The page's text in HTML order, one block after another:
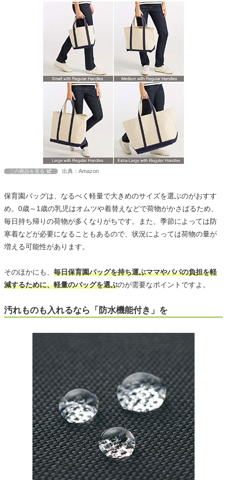
この商品を見る 出典：Amazon
保育園バッグは、なるべく軽量で大きめのサイズを選ぶのがおすす
め。0歳～1歳の乳児はオムツや着替えなどで荷物がかさばるため、
毎日持ち帰りの荷物が多くなりがちです。また、季節によっては防
寒着などが必要になることもあるので、状況によっては荷物の量が
増える可能性があります。
そのほかにも、 毎日保育園バッグを持ち運ぶママやパパの負担を軽
減するために、軽量のバッグを選ぶのが需要なポイントですよ。
汚れものも入れるなら「防水機能付き」を